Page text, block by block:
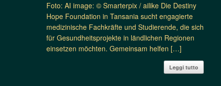
Foto: AI image: © Smarterpix / ailike Die Destiny
Hope Foundation in Tansania sucht engagierte
medizinische Fachkräfte und Studierende, die sich
für Gesundheitsprojekte in ländlichen Regionen
einsetzen möchten. Gemeinsam helfen […]
Leggi tutto